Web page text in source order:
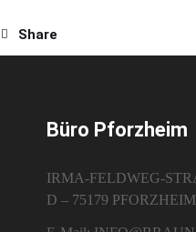
Share
Büro Pforzheim
IRMA-FELDWEG-
D – 75179 PFORZHEIM